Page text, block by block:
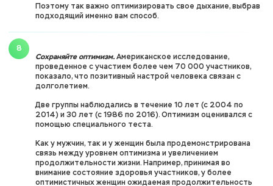
Поэтому так важно оптимизировать свое дыхание, выбрав
подходящий именно вам способ.
Сохраняйте оптимизм. Американское исследование,
проведенное с участием более чем 70 000 участников,
показало, что позитивный настрой человека связан с
долголетием.
Две группы наблюдались в течение 10 лет (с 2004 по
2014) и 30 лет (с 1986 по 2016). Оптимизм оценивался с
помощью специального теста.
Как у мужчин, так и у женщин была продемонстрирована
связь между уровнем оптимизма и увеличением
продолжительности жизни. Например, принимая во
внимание состояние здоровья участников, у более
оптимистичных женщин ожидаемая продолжительность